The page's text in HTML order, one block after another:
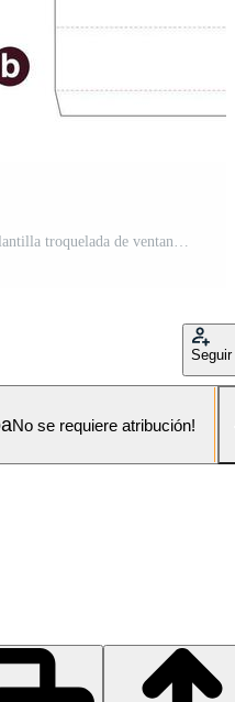
caja deslizante y 2 cubiertas con plantilla troquelada de ventana de patrón estarcido y maqueta 3d Pro Vector y Pro SVG
Seguir
No se requiere atribución!